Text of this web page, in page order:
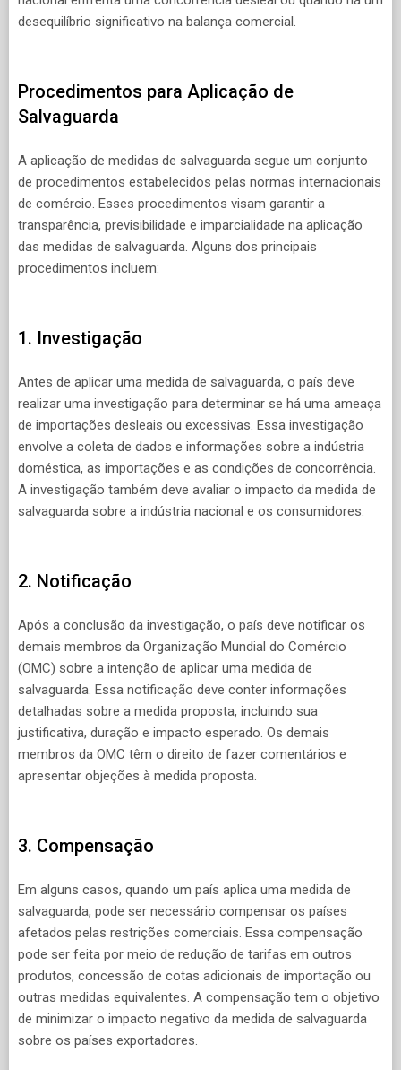
desequilíbrio significativo na balança comercial.
Procedimentos para Aplicação de
Salvaguarda
A aplicação de medidas de salvaguarda segue um conjunto
de procedimentos estabelecidos pelas normas internacionais
de comércio. Esses procedimentos visam garantir a
transparência, previsibilidade e imparcialidade na aplicação
das medidas de salvaguarda. Alguns dos principais
procedimentos incluem:
1. Investigação
Antes de aplicar uma medida de salvaguarda, o país deve
realizar uma investigação para determinar se há uma ameaça
de importações desleais ou excessivas. Essa investigação
envolve a coleta de dados e informações sobre a indústria
doméstica, as importações e as condições de concorrência.
A investigação também deve avaliar o impacto da medida de
salvaguarda sobre a indústria nacional e os consumidores.
2. Notificação
Após a conclusão da investigação, o país deve notificar os
demais membros da Organização Mundial do Comércio
(OMC) sobre a intenção de aplicar uma medida de
salvaguarda. Essa notificação deve conter informações
detalhadas sobre a medida proposta, incluindo sua
justificativa, duração e impacto esperado. Os demais
membros da OMC têm o direito de fazer comentários e
apresentar objeções à medida proposta.
3. Compensação
Em alguns casos, quando um país aplica uma medida de
salvaguarda, pode ser necessário compensar os países
afetados pelas restrições comerciais. Essa compensação
pode ser feita por meio de redução de tarifas em outros
produtos, concessão de cotas adicionais de importação ou
outras medidas equivalentes. A compensação tem o objetivo
de minimizar o impacto negativo da medida de salvaguarda
sobre os países exportadores.